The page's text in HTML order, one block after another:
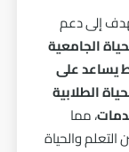
إلى دعم
الجامعية
يساعد على
الطلابية
، مما
التعلم والحياة